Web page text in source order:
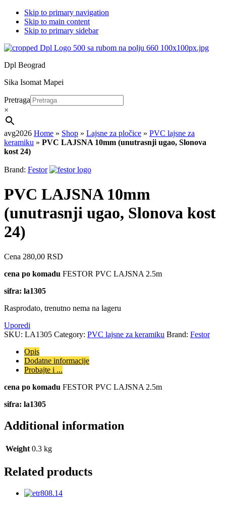
Skip to primary navigation
Skip to main content
Skip to primary sidebar
Dpl Beograd
Sika Isomat Mapei
Pretraga
×
avg2026 Home » Shop » Lajsne za pločice » PVC lajsne za
keramiku » PVC LAJSNA 10mm (unutrasnji ugao, Slonova
kost 24)
Brand: Festor
PVC LAJSNA 10mm
(unutrasnji ugao, Slonova kost
24)
Cena 280,00 RSD
cena po komadu FESTOR PVC LAJSNA 2.5m
sifra: la1305
Rasprodato, trenutno nema na lageru
Uporedi
SKU: LA1305 Category: PVC lajsne za keramiku Brand: Festor
Opis
Dodatne informacije
Probajte i ...
cena po komadu FESTOR PVC LAJSNA 2.5m
sifra: la1305
Additional information
Weight 0.3 kg
Related products